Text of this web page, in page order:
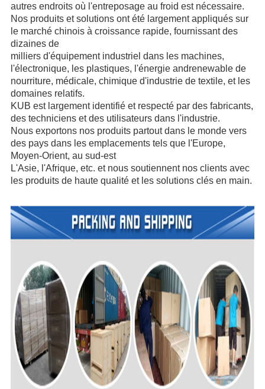
autres endroits où l'entreposage au froid est nécessaire.
Nos produits et solutions ont été largement appliqués sur
le marché chinois à croissance rapide, fournissant des
dizaines de
milliers d'équipement industriel dans les machines,
l'électronique, les plastiques, l'énergie andrenewable de
nourriture, médicale, chimique d'industrie de textile, et les
domaines relatifs.
KUB est largement identifié et respecté par des fabricants,
des techniciens et des utilisateurs dans l'industrie.
Nous exportons nos produits partout dans le monde vers
des pays dans les emplacements tels que l'Europe,
Moyen-Orient, au sud-est
L'Asie, l'Afrique, etc. et nous soutiennent nos clients avec
les produits de haute qualité et les solutions clés en main.